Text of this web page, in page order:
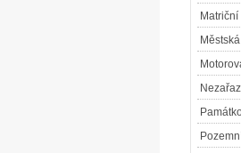
Matriční